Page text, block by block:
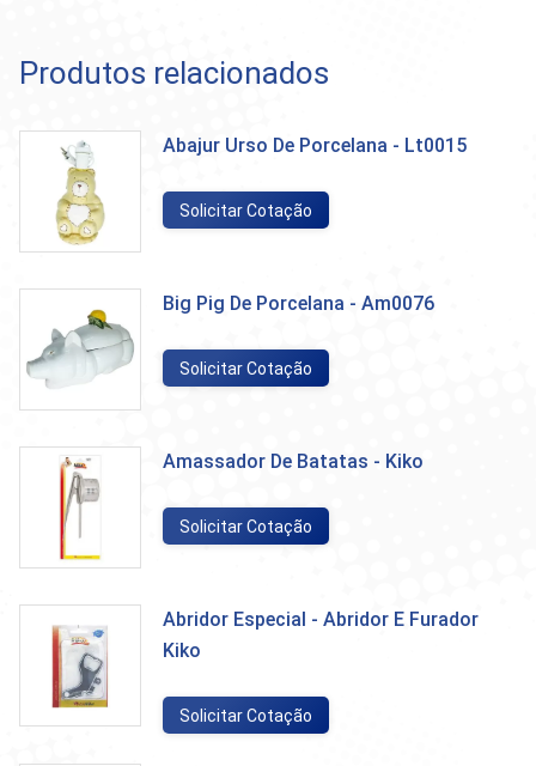
Produtos relacionados
Abajur Urso De Porcelana - Lt0015
Solicitar Cotação
Big Pig De Porcelana - Am0076
Solicitar Cotação
Amassador De Batatas - Kiko
Solicitar Cotação
Abridor Especial - Abridor E Furador
Kiko
Solicitar Cotação